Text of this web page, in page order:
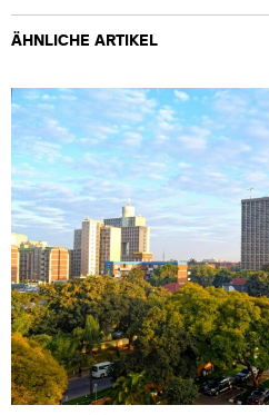
ÄHNLICHE ARTIKEL